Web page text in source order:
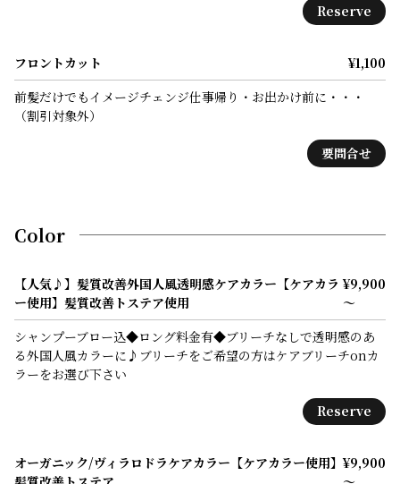
Reserve
フロントカット
¥1,100
前髪だけでもイメージチェンジ仕事帰り・お出かけ前に・・・
（割引対象外）
要問合せ
Color
【人気♪】髪質改善外国人風透明感ケアカラー【ケアカラ
ー使用】髪質改善トステア使用
¥9,900
～
シャンプーブロー込◆ロング料金有◆ブリーチなしで透明感のあ
る外国人風カラーに♪ブリーチをご希望の方はケアブリーチonカ
ラーをお選び下さい
Reserve
オーガニック/ヴィラロドラケアカラー【ケアカラー使用】¥9,900